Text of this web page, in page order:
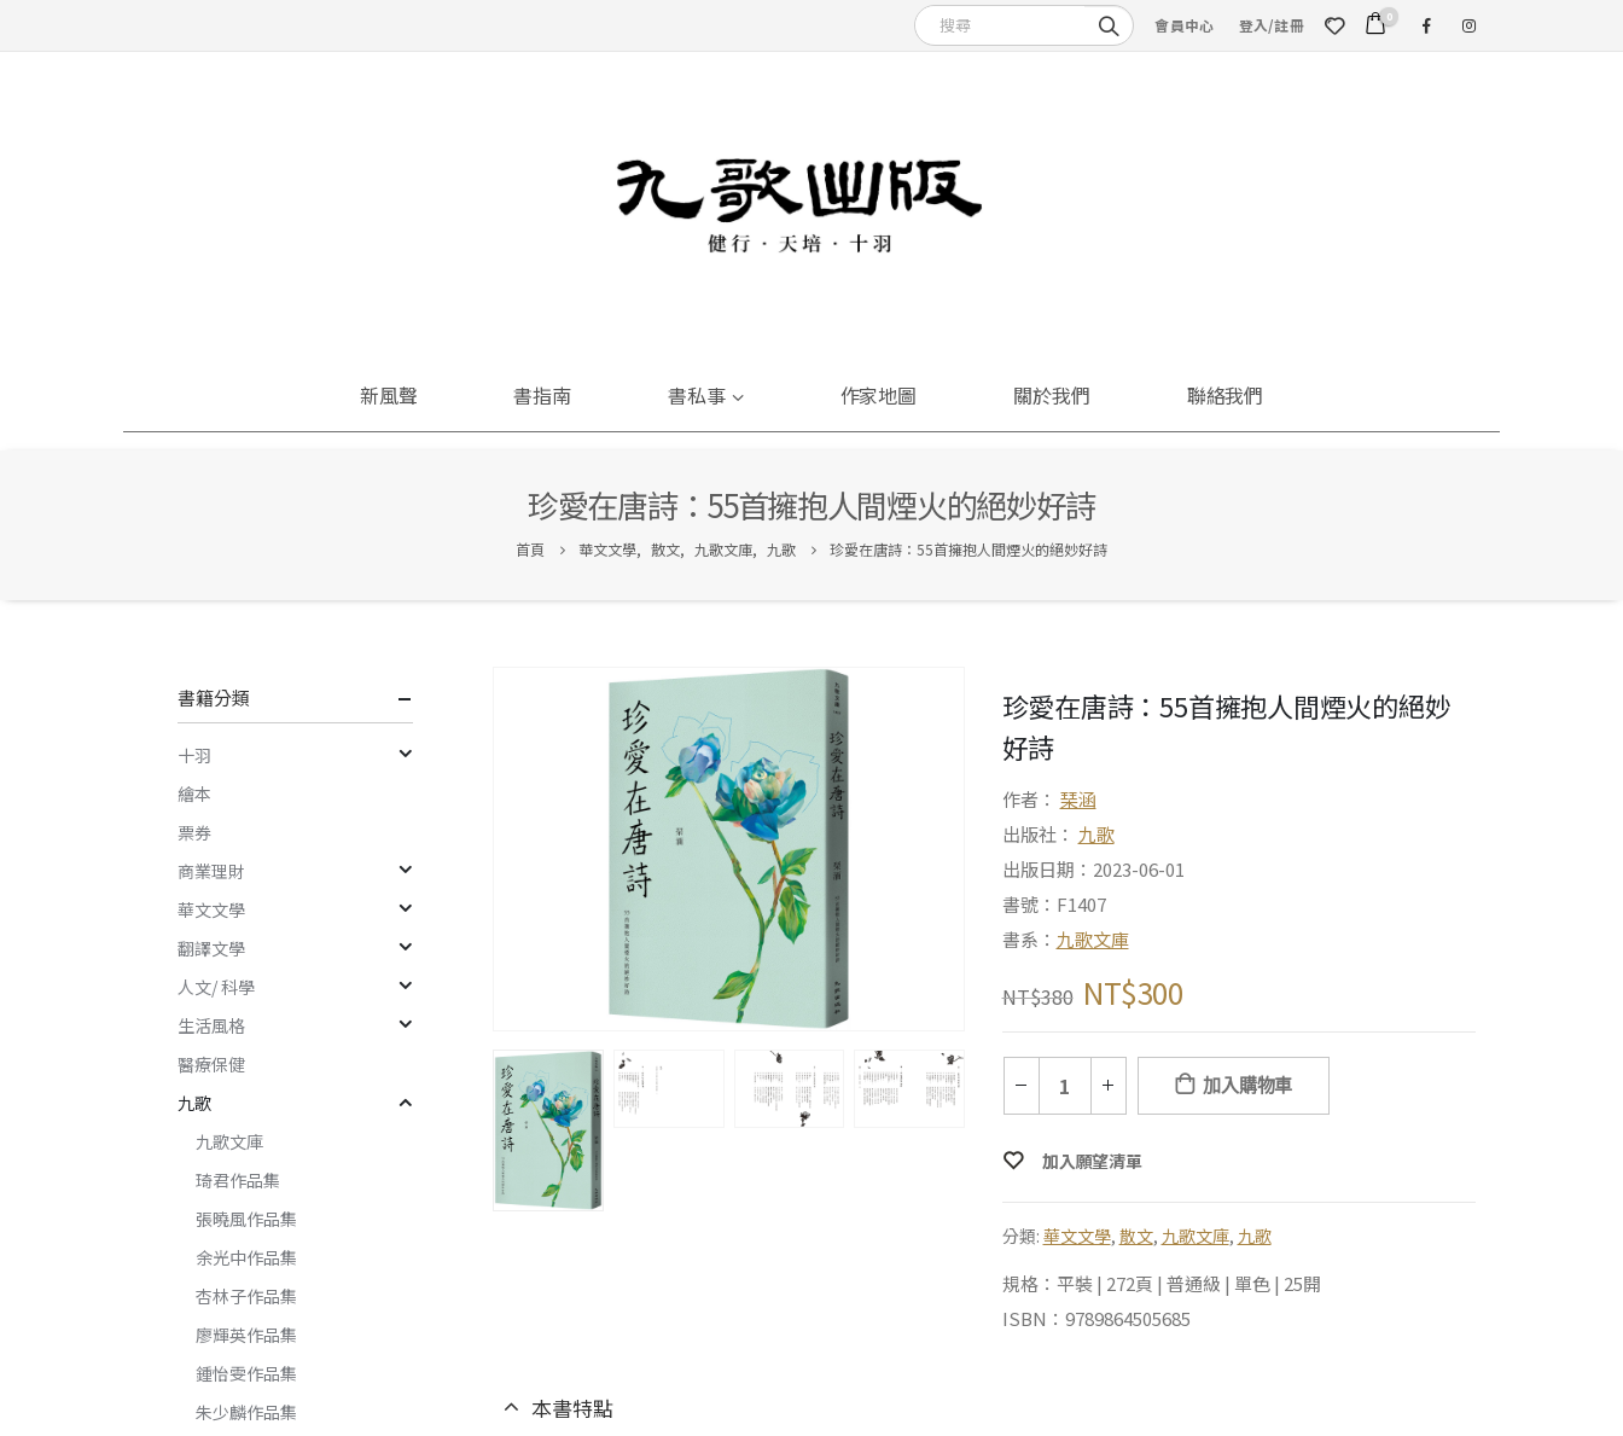
會員中心 登入/註冊 0
新風聲 書指南 書私事 作家地圖 關於我們 聯絡我們
珍愛在唐詩：55首擁抱人間煙火的絕妙好詩
首頁 華文文學, 散文, 九歌文庫, 九歌 珍愛在唐詩：55首擁抱人間煙火的絕妙好詩
珍愛在唐詩：55首擁抱人間煙火的絕妙
好詩
作者： 琹涵
出版社： 九歌
出版日期：2023-06-01
書號：F1407
書系： 九歌文庫
NT$380 NT$300
加入購物車
加入願望清單
分類: 華文文學, 散文, 九歌文庫, 九歌
規格：平裝 | 272頁 | 普通級 | 單色 | 25開
ISBN：9789864505685
本書特點
書籍分類
十羽
繪本
票券
商業理財
華文文學
翻譯文學
人文/ 科學
生活風格
醫療保健
九歌
九歌文庫
琦君作品集
張曉風作品集
余光中作品集
杏林子作品集
廖輝英作品集
鍾怡雯作品集
朱少麟作品集